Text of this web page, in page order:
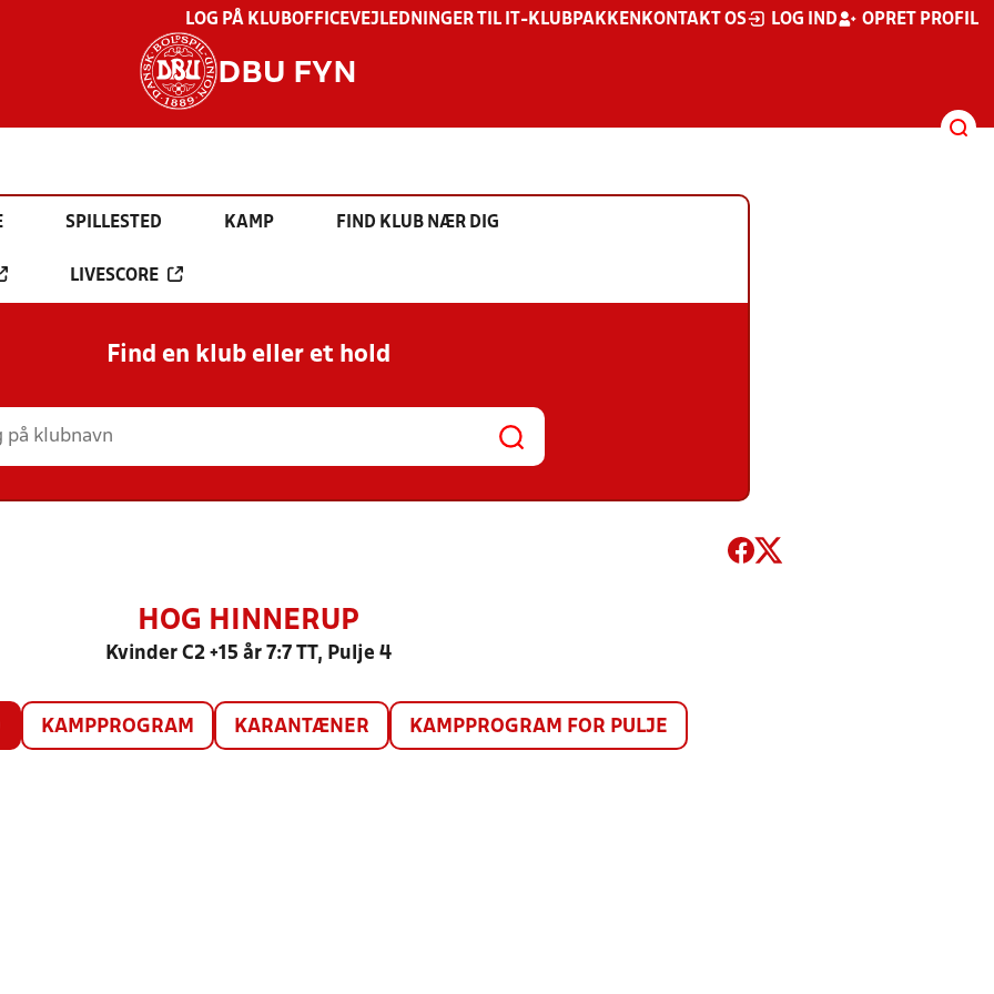
LOG PÅ KLUBOFFICEVEJLEDNINGER TIL IT-KLUBPAKKEN KONTAKT OS LOG IND OPRET PROFIL
DBU FYN
SPILLESTED KAMP FIND KLUB NÆR DIG
LIVESCORE
Find en klub eller et hold
HOG HINNERUP
Kvinder C2 +15 år 7:7 TT, Pulje 4
KAMPPROGRAM KARANTÆNER KAMPPROGRAM FOR PULJE